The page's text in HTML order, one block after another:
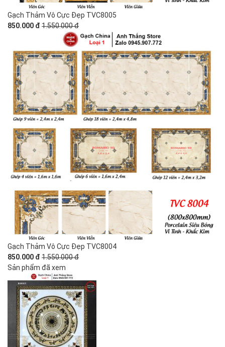
Gạch Thảm Vô Cực Đẹp TVC8005
850.000 đ 1.550.000 đ
Gạch Thảm Vô Cực Đẹp TVC8004
850.000 đ 1.550.000 đ
Sản phẩm đã xem